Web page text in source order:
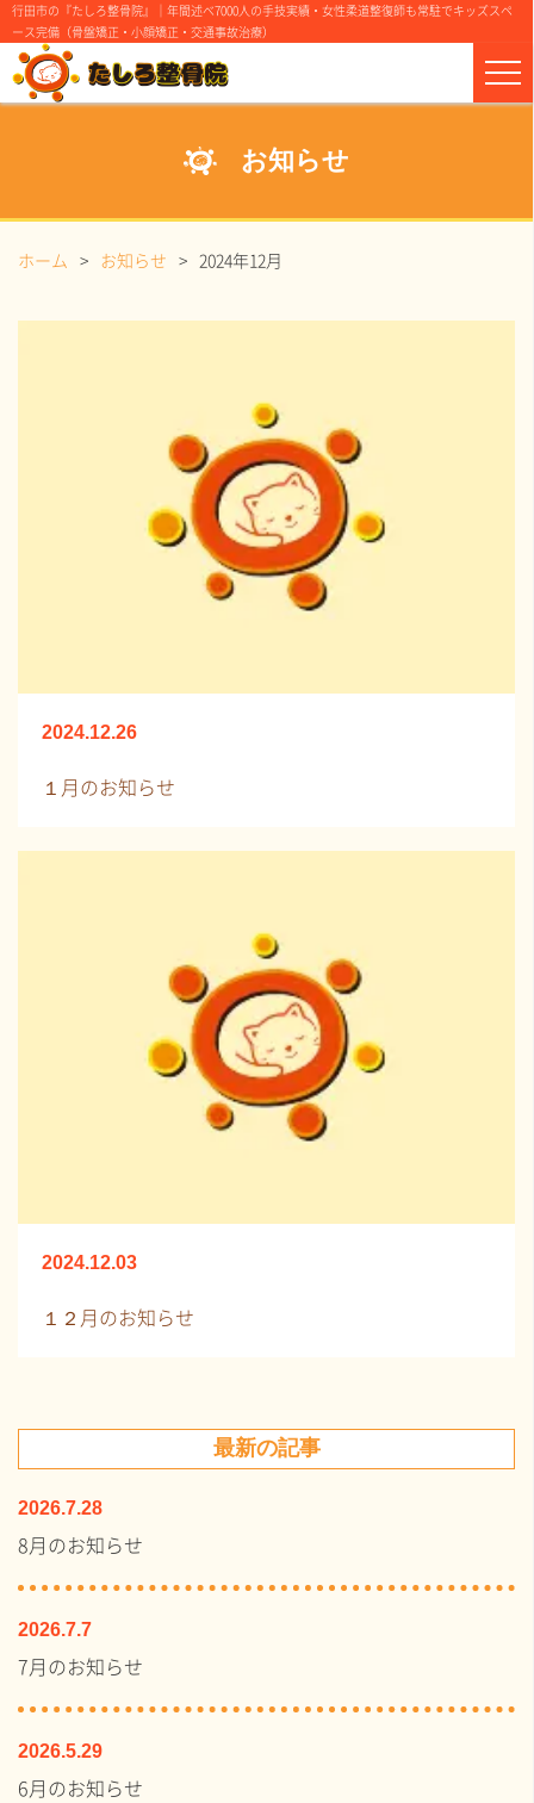
行田市の『たしろ整骨院』｜年間述べ7000人の手技実績・女性柔道整復師も常駐でキッズスペ
ース完備（骨盤矯正・小顔矯正・交通事故治療）
お知らせ
ホーム お知らせ 2024年12月
2024.12.26
１月のお知らせ
2024.12.03
１２月のお知らせ
最新の記事
8月のお知らせ
2026.7.28
7月のお知らせ
2026.7.7
6月のお知らせ
2026.5.29